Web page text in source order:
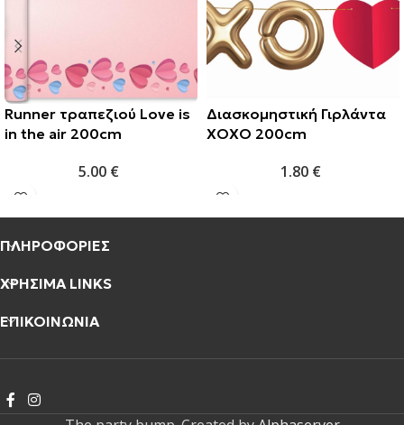
Runner τραπεζιού Love is
in the air 200cm
5.00 €
Διασκομηστική Γιρλάντα
XOXO 200cm
1.80 €
ΠΛΗΡΟΦΟΡΙΕΣ
ΧΡΗΣΙΜΑ LINKS
ΕΠΙΚΟΙΝΩΝΙΑ